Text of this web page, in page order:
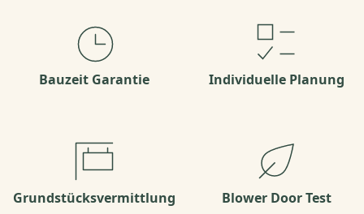
Bauzeit Garantie Individuelle Planung
Grundstücksvermittlung Blower Door Test